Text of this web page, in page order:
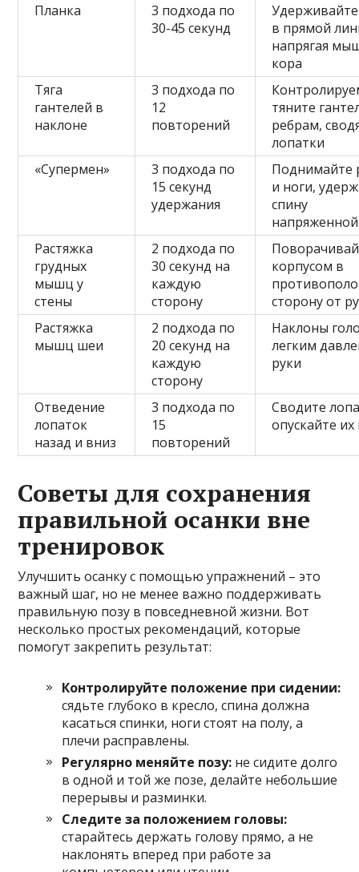
Планка
3 подхода по
30-45 секунд
в прямой
напрягая
кора
Тяга
гантелей в
наклоне
3 подхода по
12
повторений
тяните
ребрам,
лопатки
«Супермен»
3 подхода по
15 секунд
удержания
Поднимайте
и ноги,
спину
напряженной
Растяжка
грудных
мышц у
стены
2 подхода по
30 секунд на
каждую
сторону
корпусом в
сторону от
Растяжка
мышц шеи
2 подхода по
20 секунд на
каждую
сторону
Наклоны
легким
руки
Отведение
лопаток
назад и вниз
3 подхода по
15
повторений
Сводите
опускайте
Советы для сохранения
правильной осанки вне
тренировок
Улучшить осанку с помощью упражнений – это
важный шаг, но не менее важно поддерживать
правильную позу в повседневной жизни. Вот
несколько простых рекомендаций, которые
помогут закрепить результат:
Контролируйте положение при сидении:
сядьте глубоко в кресло, спина должна
касаться спинки, ноги стоят на полу, а
плечи расправлены.
Регулярно меняйте позу: не сидите долго
в одной и той же позе, делайте небольшие
перерывы и разминки.
Следите за положением головы:
старайтесь держать голову прямо, а не
наклонять вперед при работе за